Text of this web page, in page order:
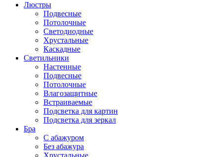
Люстры
Подвесные
Потолочные
Светодиодные
Хрустальные
Каскадные
Светильники
Настенные
Подвесные
Потолочные
Влагозащитные
Встраиваемые
Подсветка для картин
Подсветка для зеркал
Бра
С абажуром
Без абажура